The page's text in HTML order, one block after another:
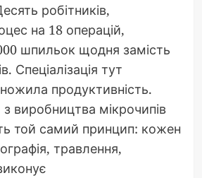
робітників,
на 18 операцій,
шпильок щодня замість
Спеціалізація тут
продуктивність.
виробництва мікрочипів
той самий принцип: кожен
травлення,